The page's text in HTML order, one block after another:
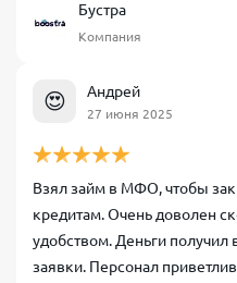
Бустра
Компания
😍 Андрей
27 июня 2025
Взял займ в МФО, чтобы
кредитам. Очень доволен
удобством. Деньги получил
заявки. Персонал